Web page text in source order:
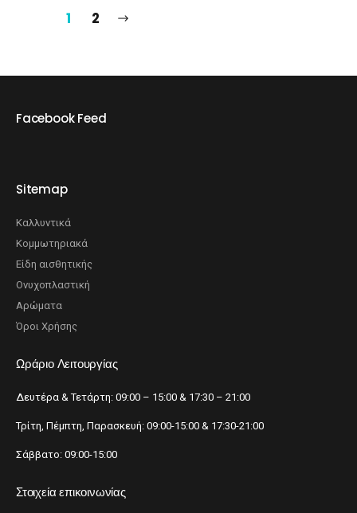
1
2
Facebook Feed
Sitemap
Καλλυντικά
Κομμωτηριακά
Είδη αισθητικής
Ονυχοπλαστική
Αρώματα
Όροι Χρήσης
Ωράριο Λειτουργίας
Δευτέρα & Τετάρτη: 09:00 – 15:00 & 17:30 – 21:00
Τρίτη, Πέμπτη, Παρασκευή: 09:00-15:00 & 17:30-21:00
Σάββατο: 09:00-15:00
Στοιχεία επικοινωνίας